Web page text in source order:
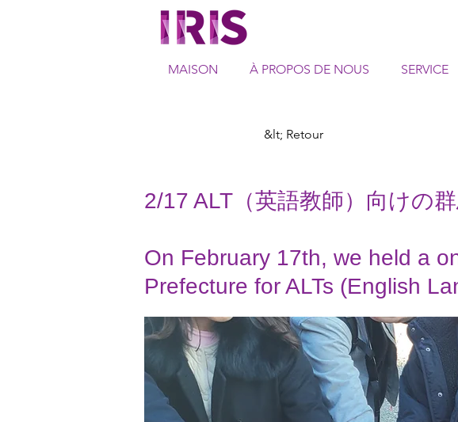
MAISON À PROPOS DE NOUS SERVICE
&lt; Retour
2/17 ALT（英語教師）向けの
On February 17th, we held a
Prefecture for ALTs (English